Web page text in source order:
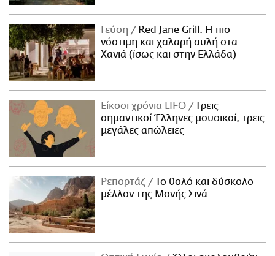
CITY GUIDE
ΑΜΠΑ
PRINT
Γεύση
Red Jane Grill: Η πιο
νόστιμη και χαλαρή αυλή στα
Χανιά (ίσως και στην Ελλάδα)
Είκοσι χρόνια LIFO
Tρεις
σημαντικοί Έλληνες μουσικοί, τρεις
μεγάλες απώλειες
Ρεπορτάζ
Το θολό και δύσκολο
μέλλον της Μονής Σινά